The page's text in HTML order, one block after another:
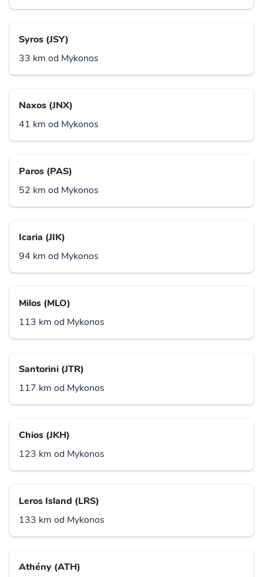
Syros (JSY)
33 km od Mykonos
Naxos (JNX)
41 km od Mykonos
Paros (PAS)
52 km od Mykonos
Icaria (JIK)
94 km od Mykonos
Milos (MLO)
113 km od Mykonos
Santorini (JTR)
117 km od Mykonos
Chios (JKH)
123 km od Mykonos
Leros Island (LRS)
133 km od Mykonos
Athény (ATH)